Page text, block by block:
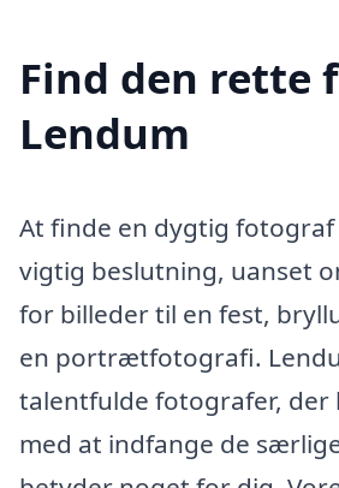
Find den rette
Lendum
At finde en dygtig fotograf
vigtig beslutning, uanset
for billeder til en fest,
en portrætfotografi.
talentfulde fotografer, der
med at indfange de